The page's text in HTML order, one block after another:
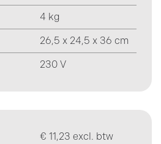
4 kg
26,5 x 24,5 x 36 cm
230 V
€ 11,23 excl. btw